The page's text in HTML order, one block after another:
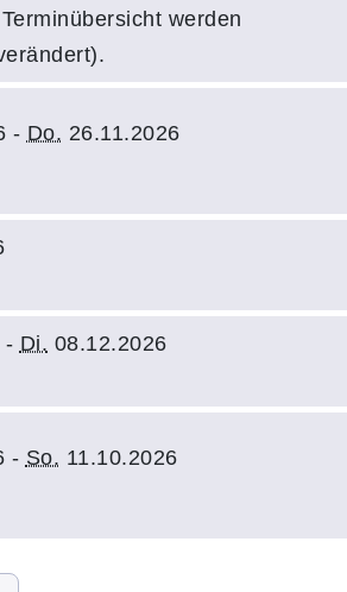
werden
- Do. 26.11.2026
- Di. 08.12.2026
- So. 11.10.2026